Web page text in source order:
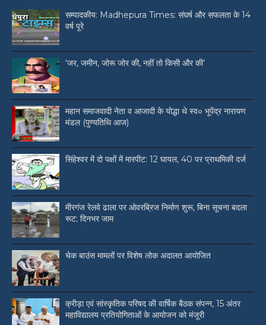
सम्पादकीय: Madhepura Times: संघर्ष और सफलता के 14
वर्ष पूरे
‘जर, जमीन, जोरू जोर की, नहीं तो किसी और की’
महान समाजवादी नेता व आजादी के योद्धा थे स्व० भूपेंद्र नारायण
मंडल (पुण्यतिथि आज)
सिंहेश्वर में दो पक्षों में मारपीट: 12 घायल, 40 पर प्राथमिकी दर्ज
मीरगंज रेलवे ढाला पर ओवरब्रिज निर्माण शुरू, बिना सूचना बदला
रूट; दिनभर जाम
चेक बाउंस मामलों पर विशेष लोक अदालत आयोजित
क्रीड़ा एवं सांस्कृतिक परिषद की वार्षिक बैठक संपन्न, 15 अंतर
महाविद्यालय प्रतियोगिताओं के आयोजन को मंजूरी